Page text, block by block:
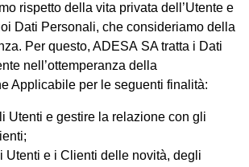
rispetto della vita privata dell’Utente e
Dati Personali, che consideriamo della
Per questo, ADESA SA tratta i Dati
nell’ottemperanza della
Applicabile per le seguenti finalità:
Utenti e gestire la relazione con gli
Utenti e i Clienti delle novità, degli